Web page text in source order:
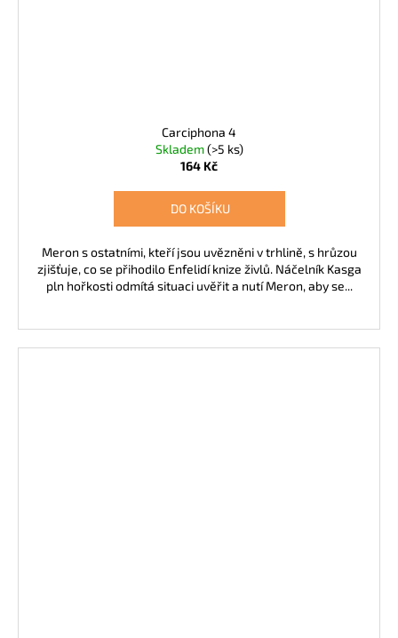
Carciphona 4
Skladem(>5 ks)
164 Kč
DO KOŠÍKU
Meron s ostatními, kteří jsou uvězněni v trhlině, s hrůzou
zjišťuje, co se přihodilo Enfelidí knize živlů. Náčelník Kasga
pln hořkosti odmítá situaci uvěřit a nutí Meron, aby se...